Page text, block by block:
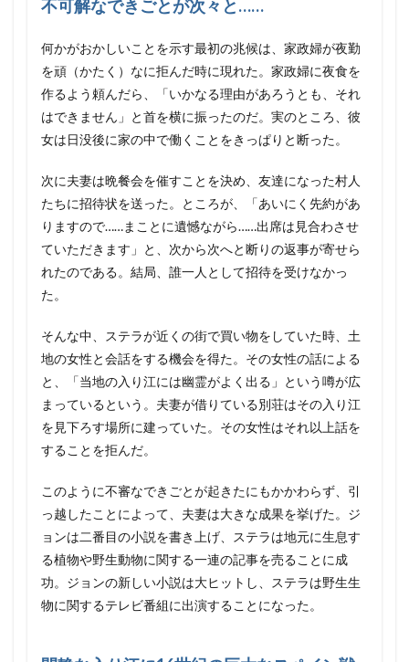
不可解なできごとが次々と……
何かがおかしいことを示す最初の兆候は、家政婦が夜勤
を頑（かたく）なに拒んだ時に現れた。家政婦に夜食を
作るよう頼んだら、「いかなる理由があろうとも、それ
はできません」と首を横に振ったのだ。実のところ、彼
女は日没後に家の中で働くことをきっぱりと断った。
次に夫妻は晩餐会を催すことを決め、友達になった村人
たちに招待状を送った。ところが、「あいにく先約があ
りますので……まことに遺憾ながら……出席は見合わさせ
ていただきます」と、次から次へと断りの返事が寄せら
れたのである。結局、誰一人として招待を受けなかっ
た。
そんな中、ステラが近くの街で買い物をしていた時、土
地の女性と会話をする機会を得た。その女性の話による
と、「当地の入り江には幽霊がよく出る」という噂が広
まっているという。夫妻が借りている別荘はその入り江
を見下ろす場所に建っていた。その女性はそれ以上話を
することを拒んだ。
このように不審なできごとが起きたにもかかわらず、引
っ越したことによって、夫妻は大きな成果を挙げた。ジ
ョンは二番目の小説を書き上げ、ステラは地元に生息す
る植物や野生動物に関する一連の記事を売ることに成
功。ジョンの新しい小説は大ヒットし、ステラは野生生
物に関するテレビ番組に出演することになった。